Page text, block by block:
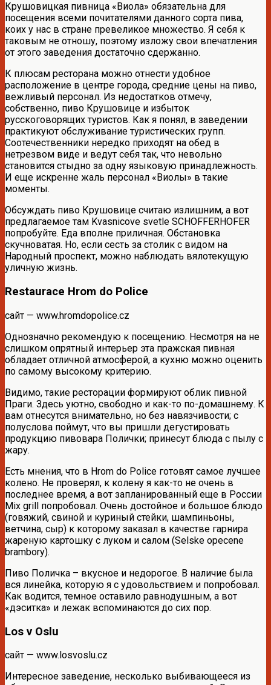
Крушовицкая пивница «Виола» обязательна для
посещения всеми почитателями данного сорта пива,
коих у нас в стране превеликое множество. Я себя к
таковым не отношу, поэтому изложу свои впечатления
от этого заведения достаточно сдержанно.
К плюсам ресторана можно отнести удобное
расположение в центре города, средние цены на пиво,
вежливый персонал. Из недостатков отмечу,
собственно, пиво Крушовице и избыток
русскоговорящих туристов. Как я понял, в заведении
практикуют обслуживание туристических групп.
Соотечественники нередко приходят на обед в
нетрезвом виде и ведут себя так, что невольно
становится стыдно за одну языковую принадлежность.
И еще искренне жаль персонал «Виолы» в такие
моменты.
Обсуждать пиво Крушовице считаю излишним, а вот
предлагаемое там Kvasnicove svetle SCHOFFERHOFER
попробуйте. Еда вполне приличная. Обстановка
скучноватая. Но, если сесть за столик с видом на
Народный проспект, можно наблюдать вялотекущую
уличную жизнь.
Restaurace Hrom do Police
сайт — www.hromdopolice.cz
Однозначно рекомендую к посещению. Несмотря на не
слишком опрятный интерьер эта пражская пивная
обладает отличной атмосферой, а кухню можно оценить
по самому высокому критерию.
Видимо, такие ресторации формируют облик пивной
Праги. Здесь уютно, свободно и как-то по-домашнему. К
вам отнесутся внимательно, но без навязчивости; с
полуслова поймут, что вы пришли дегустировать
продукцию пивовара Полички; принесут блюда с пылу с
жару.
Есть мнения, что в Hrom do Police готовят самое лучшее
колено. Не проверял, к колену я как-то не очень в
последнее время, а вот запланированный еще в России
Mix grill попробовал. Очень достойное и большое блюдо
(говяжий, свиной и куриный стейки, шампиньоны,
ветчина, сыр) к которому заказал в качестве гарнира
жареную картошку с луком и салом (Selske opecene
brambory).
Пиво Поличка – вкусное и недорогое. В наличие была
вся линейка, которую я с удовольствием и попробовал.
Как водится, темное оставило равнодушным, а вот
«дэситка» и лежак вспоминаются до сих пор.
Los v Oslu
сайт — www.losvoslu.cz
Интересное заведение, несколько выбивающееся из